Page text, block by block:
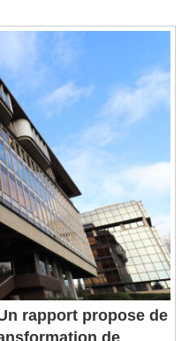
Un rapport propose de